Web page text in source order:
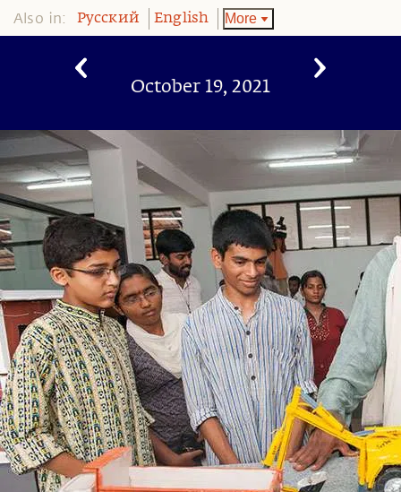
Also in: Pусский English More
October 19, 2021